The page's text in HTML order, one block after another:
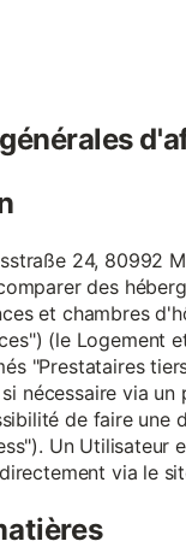
24, 80992
des
et chambres
(le Logement
"Prestataires
nécessaire via
de faire une
Un Utilisateur
via le